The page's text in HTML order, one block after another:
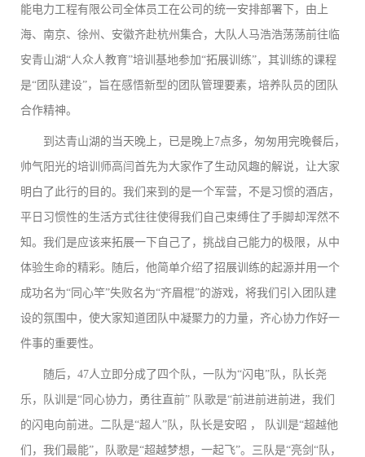
能电力工程有限公司全体员工在公司的统一安排部署下，由上
海、南京、徐州、安徽齐赴杭州集合，大队人马浩浩荡荡前往临
安青山湖“人众人教育”培训基地参加“拓展训练”，其训练的课程
是“团队建设”，旨在感悟新型的团队管理要素，培养队员的团队
合作精神。
到达青山湖的当天晚上，已是晚上7点多，匆匆用完晚餐后，
帅气阳光的培训师高闫首先为大家作了生动风趣的解说，让大家
明白了此行的目的。我们来到的是一个军营，不是习惯的酒店，
平日习惯性的生活方式往往使得我们自己束缚住了手脚却浑然不
知。我们是应该来拓展一下自己了，挑战自己能力的极限，从中
体验生命的精彩。随后，他简单介绍了招展训练的起源并用一个
成功名为“同心竿”失败名为“齐眉棍”的游戏，将我们引入团队建
设的氛围中，使大家知道团队中凝聚力的力量，齐心协力作好一
件事的重要性。
随后，47人立即分成了四个队，一队为“闪电”队，队长尧
乐，队训是“同心协力，勇往直前” 队歌是“前进前进前进，我们
的闪电向前进。二队是“超人”队，队长是安昭 ， 队训是“超越他
们，我们最能”，队歌是“超越梦想，一起飞”。三队是“亮剑“队，